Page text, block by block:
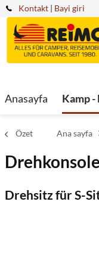
Kontakt | Bayi giri
Anasayfa Kamp
Özet Ana sayfa
Drehsitz für S-